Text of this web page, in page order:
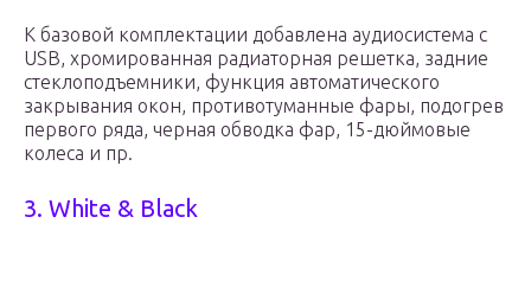
К базовой комплектации добавлена аудиосистема с
USB, хромированная радиаторная решетка, задние
стеклоподъемники, функция автоматического
закрывания окон, противотуманные фары, подогрев
первого ряда, черная обводка фар, 15-дюймовые
колеса и пр.
3. White & Black